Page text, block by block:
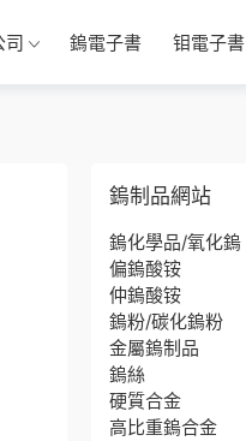
司 鎢電子書 钼電子書
鎢制品網站
鎢化學品/氧化鎢
偏鎢酸铵
仲鎢酸铵
鎢粉/碳化鎢粉
金屬鎢制品
鎢絲
硬質合金
高比重鎢合金